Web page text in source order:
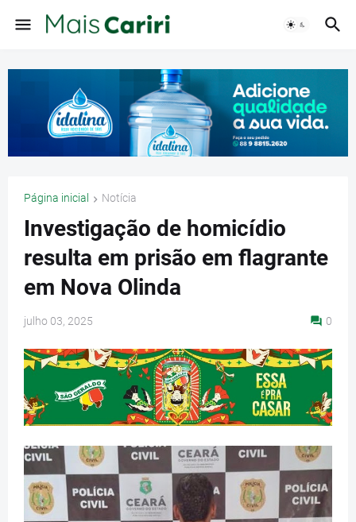
Página inicial Notícia
Investigação de homicídio
resulta em prisão em flagrante
em Nova Olinda
julho 03, 2025 0